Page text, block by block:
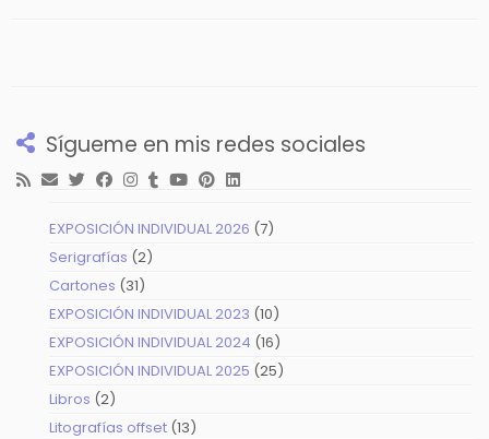
Sígueme en mis redes sociales
EXPOSICIÓN INDIVIDUAL 2026 77
Serigrafías 22
Cartones 3131
productos
EXPOSICIÓN INDIVIDUAL 2023 1010
productos
EXPOSICIÓN INDIVIDUAL 2024 1616
productos
EXPOSICIÓN INDIVIDUAL 2025 2525
Libros 22
productos
Litografías offset 1313